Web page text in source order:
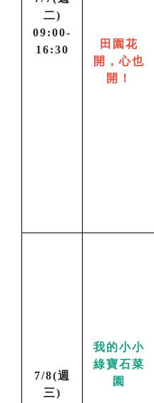
二)
09:00-
16:30
田園花
開，心也
開！
7/8(週
三)
我的小小
綠寶石菜
園